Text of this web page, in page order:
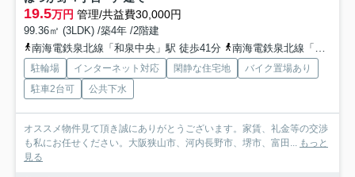
19.5万円 管理/共益費30,000円
99.36㎡ (3LDK) /築4年 /2階建
南海電鉄泉北線「和泉中央」駅 徒歩41分
南海電鉄泉北線「光明池」駅 徒歩67分
駐輪場 インターネット対応 閑静な住宅地
バイク置場あり
駐車2台可
公共下水
オススメ物件見て頂き誠にありがとうございます。家賃、礼金等の交渉
も私にお任せください。大阪狭山市、河内長野市、堺市、富田... もっと
見る